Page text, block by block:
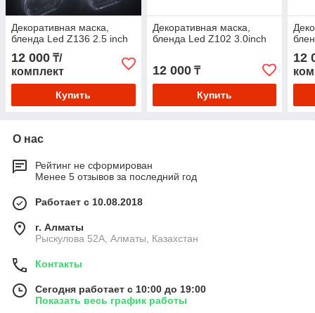
Декоративная маска,
бленда Led Z136 2.5 inch
12 000 ₸/
комплект
Купить
Декоративная маска,
бленда Led Z102 3.0inch
12 000₸
Купить
12
О нас
Рейтинг не сформирован
Менее 5 отзывов за последний год
Работает с 10.08.2018
г. Алматы
Рыскулова 52А, Алматы, Казахстан
Контакты
Сегодня работает с 10:00 до 19:00
Показать весь график работы